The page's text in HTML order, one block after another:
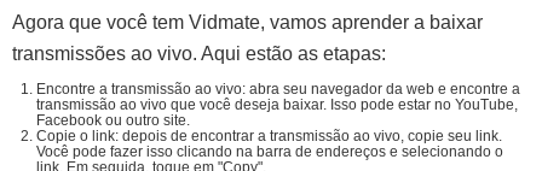
Agora que você tem Vidmate, vamos aprender a baixar
transmissões ao vivo. Aqui estão as etapas:
Encontre a transmissão ao vivo: abra seu navegador da web e encontre a
transmissão ao vivo que você deseja baixar. Isso pode estar no YouTube,
Facebook ou outro site.
Copie o link: depois de encontrar a transmissão ao vivo, copie seu link.
Você pode fazer isso clicando na barra de endereços e selecionando o
link. Em seguida, toque em "Copy".